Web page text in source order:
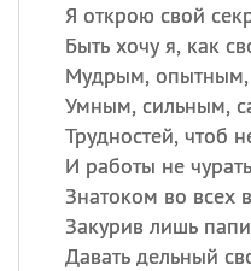
Я открою свой
Быть хочу я, как
Мудрым,
Умным, сильным,
Трудностей, чтоб
И работы не
Знатоком во всех
Закурив лишь
Давать дельный